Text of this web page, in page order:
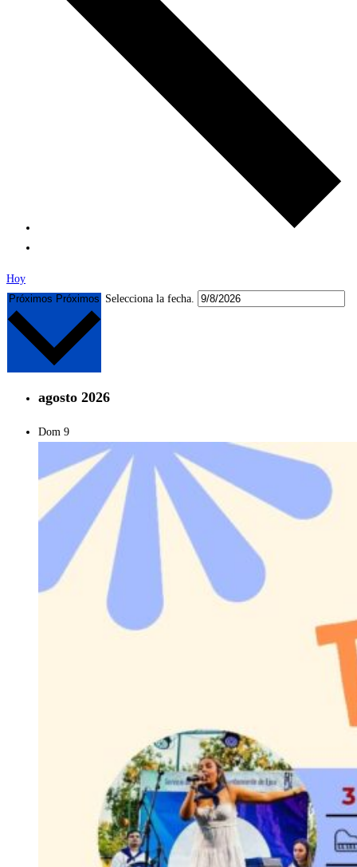
Hoy
Próximos Próximos Selecciona la fecha.
agosto 2026
Dom 9